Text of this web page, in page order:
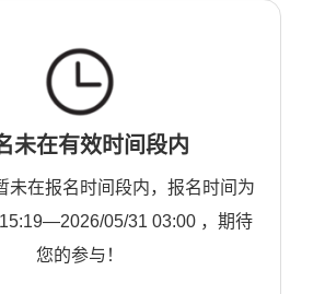
未在有效时间段内
未在报名时间段内，报名时间为
05/31 03:00 ，期待
您的参与！